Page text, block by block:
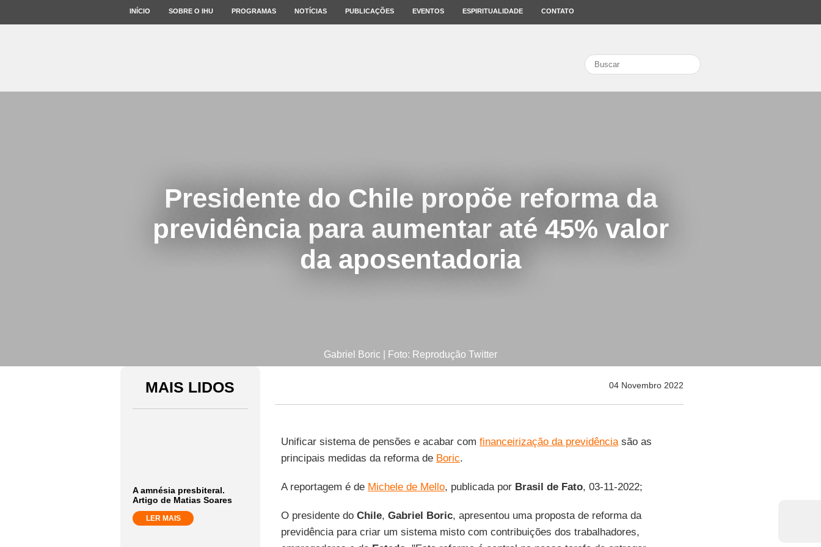
INÍCIO SOBRE O IHU PROGRAMAS NOTÍCIAS PUBLICAÇÕES EVENTOS ESPIRITUALIDADE CONTATO
search
Presidente do Chile propõe reforma da
previdência para aumentar até 45% valor
da aposentadoria
Gabriel Boric | Foto: Reprodução Twitter
MAIS LIDOS
A amnésia presbiteral.
Artigo de Matias Soares
LER MAIS
04 Novembro 2022
Unificar sistema de pensões e acabar com financeirização da previdênciasão as
principais medidas da reforma de Boric.
A reportagem é de Michele de Mello, publicada por Brasil de Fato, 03-11-2022;
O presidente do Chile, Gabriel Boric, apresentou uma proposta de reforma da
previdência para criar um sistema misto com contribuições dos trabalhadores,